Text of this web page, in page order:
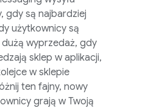
gdy są najbardziej
użytkownicy są
wyprzedaż, gdy
sklep w aplikacji,
w sklepie
ten fajny, nowy
grają w Twoją